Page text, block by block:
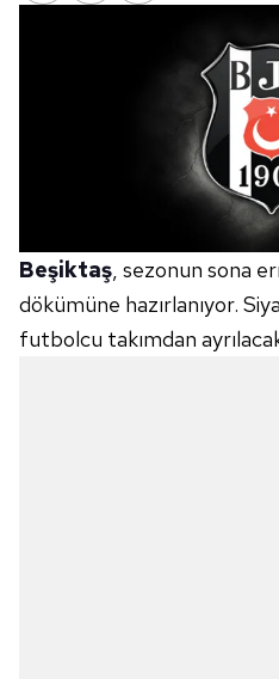
Beşiktaş, sezonun sona
dökümüne hazırlanıyor.
futbolcu takımdan